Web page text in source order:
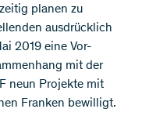
planen zu
ausdrücklich
2019 eine Vor-
mit der
neun Projekte mit
Franken bewilligt.